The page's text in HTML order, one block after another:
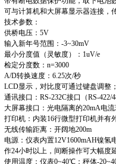
可与计算机和大屏幕显示器连接，
技术参数：
供桥电压：5V
输入新年号范围：-3~30mV
最小分度值（灵敏度）：1uV/e
检定分度数：n=3000
A/D转换速度：6.25次/秒
LCD显示，对比度可通过键盘调整
通讯接口：RS-232C接口（RS-
大屏幕接口：光电隔离的20mA电
打印机：内装16行微型打印机并有
无线传输距离：开阔地200m
电源：仪表内置12V1600mAH镍氢
作24小时以上，间断操作可大幅度
使用温度：仪表0~40℃；秤体-